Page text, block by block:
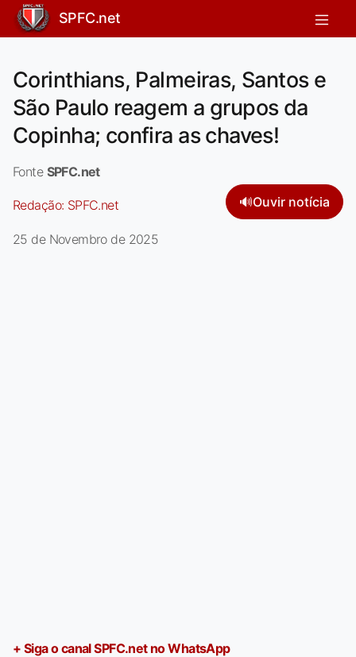
SPFC.net
Corinthians, Palmeiras, Santos e
São Paulo reagem a grupos da
Copinha; confira as chaves!
Fonte SPFC.net
Redação: SPFC.net 🔊Ouvir notícia
25 de Novembro de 2025
+ Siga o canal SPFC.net no WhatsApp